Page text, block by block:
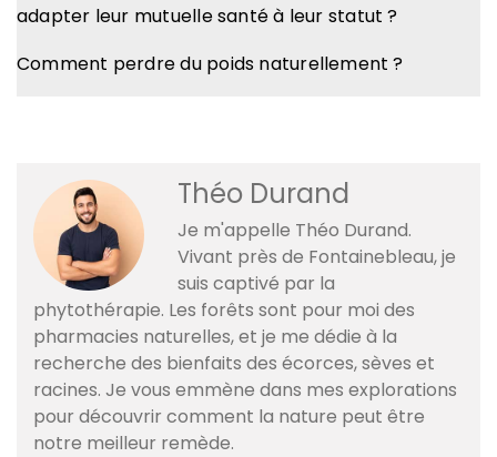
adapter leur mutuelle santé à leur statut ?
Comment perdre du poids naturellement ?
Théo Durand
Je m'appelle Théo Durand.
Vivant près de Fontainebleau, je
suis captivé par la
phytothérapie. Les forêts sont pour moi des
pharmacies naturelles, et je me dédie à la
recherche des bienfaits des écorces, sèves et
racines. Je vous emmène dans mes explorations
pour découvrir comment la nature peut être
notre meilleur remède.